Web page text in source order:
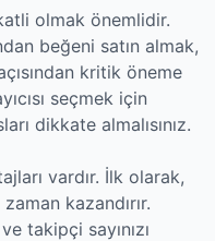
olmak önemlidir.
beğeni satın almak,
kritik öneme
seçmek için
dikkate almalısınız.
vardır. İlk olarak,
kazandırır.
takipçi sayınızı